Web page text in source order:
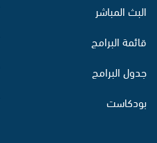
البث المباشر
قائمة البرامج
جدول البرامج
بودكاست